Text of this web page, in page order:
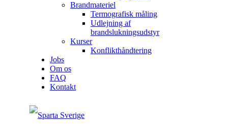
Brandmateriel
Termografisk måling
Udlejning af
brandslukningsudstyr
Kurser
Konflikthåndtering
Jobs
Om os
FAQ
Kontakt